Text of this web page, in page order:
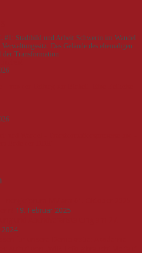
Stadtbild und Arbeit Schwerin im Wandel
Das Gelände des ehemaligen
der Transformation
– von der Teilung zur Einheit. Eine Zeitreise
19. Februar 2025
2024